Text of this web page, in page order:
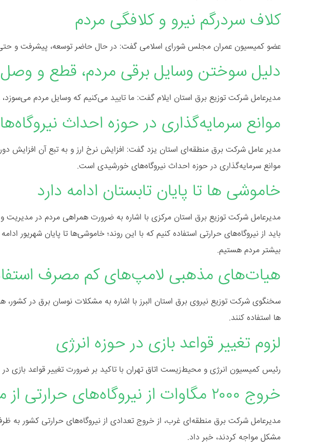
کلاف سردرگم نیرو و کلافگی مردم
عضو کمیسیون عمران مجلس شورای اسلامی گفت: در حال حاضر توسعه، پیشرفت و حتی
دلیل سوختن وسایل برقی مردم، قطع و
مدیرعامل شرکت توزیع برق استان ایلام گفت: ما تایید می‌کنیم که وسایل مردم
موانع سرمایه‌گذاری در حوزه احداث
مدیر عامل شرکت برق منطقه‌ای استان یزد گفت: افزایش نرخ ارز و به تبع آن افزایش
موانع سرمایه‌گذاری در حوزه احداث نیروگاه‌های خورشیدی است.
خاموشی ها تا پایان تابستان ادامه دارد
مدیرعامل شرکت توزیع برق استان مرکزی با اشاره به ضرورت همراهی مردم در
باید از نیروگاه‌های حرارتی استفاده کنیم که با این روند؛ خاموشی‌ها تا پایان
بیشتر مردم هستیم.
هیات‌های مذهبی لامپ‌های کم مصرف
سخنگوی شرکت توزیع نیروی برق استان البرز با اشاره به مشکلات نوسان برق در
ها استفاده کنند.
لزوم تغییر قواعد بازی در حوزه انرژی
رئیس کمیسیون انرژی و محیط‌زیست اتاق تهران با تاکید بر ضرورت تغییر قواعد بازی در
خروج ۲۰۰۰ مگاوات از نیروگاه‌های حرارتی از مدار تولید
مشکل مواجه کردند، خبر داد.